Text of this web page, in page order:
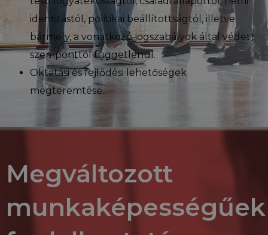
identitástól, politikai beállítottságtól, illetve
bármely, a vonatkozó jogszabályok által védett
szemponttól függetlenül.
Oktatási és fejlődési lehetőségek
megteremtése.
Megváltozott
munkaképességűek